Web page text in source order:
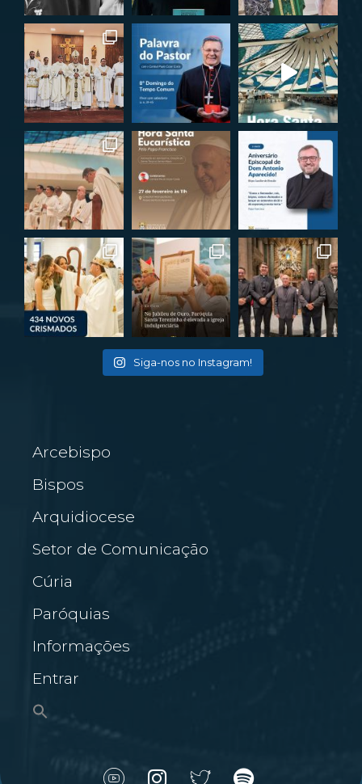
Siga-nos no Instagram!
Arcebispo
Bispos
Arquidiocese
Setor de Comunicação
Cúria
Paróquias
Informações
Entrar